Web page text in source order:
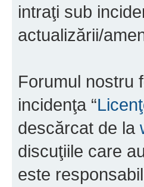
intraţi sub
actualizării/
Forumul nostru
incidenţa “
descărcat de la
discuţiile care
este